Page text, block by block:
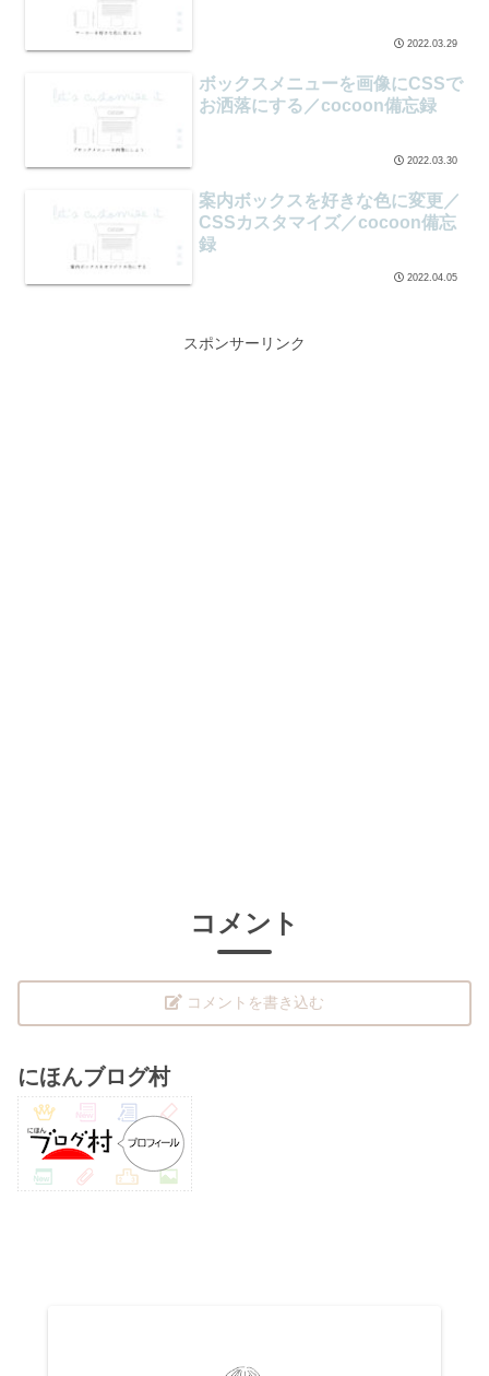
2022.03.29
ボックスメニューを画像にCSSで
お洒落にする／cocoon備忘録
2022.03.30
案内ボックスを好きな色に変更／
CSSカスタマイズ／cocoon備忘
録
2022.04.05
スポンサーリンク
コメント
コメントを書き込む
にほんブログ村